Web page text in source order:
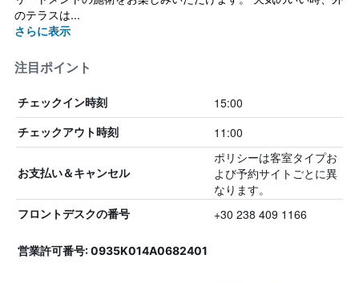
のテラスは...
さらに表示
注目ポイント
チェックイン時刻 15:00
チェックアウト時刻 11:00
お支払い＆キャンセル
ポリシーは客室タイプお
よび予約サイトごとに異
なります。
フロントデスクの番号 +30 238 409 1166
営業許可番号: 0935Κ014Α0682401